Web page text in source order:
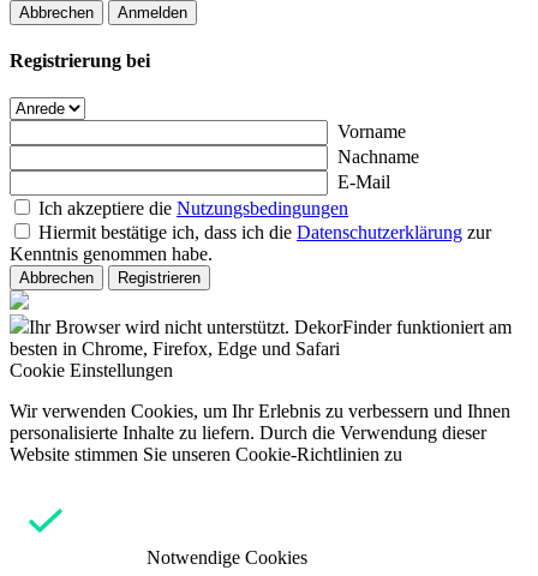
Abbrechen Anmelden
Registrierung bei
Vorname
Nachname
E-Mail
Ich akzeptiere die Nutzungsbedingungen
Hiermit bestätige ich, dass ich die Datenschutzerklärung zur
Kenntnis genommen habe.
Abbrechen Registrieren
Ihr Browser wird nicht unterstützt. DekorFinder funktioniert am
besten in Chrome, Firefox, Edge und Safari
Cookie Einstellungen
Wir verwenden Cookies, um Ihr Erlebnis zu verbessern und Ihnen
personalisierte Inhalte zu liefern. Durch die Verwendung dieser
Website stimmen Sie unseren Cookie-Richtlinien zu
Notwendige Cookies